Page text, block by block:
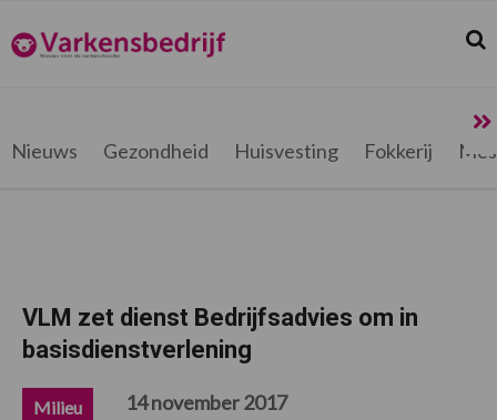
de
hoofdnavigatie
de
hoofd
de
eerste
de
voettekst
Varkensbedrijf.be
Nieuws Gezondheid Huisvesting Fokkerij
VLM zet dienst Bedrijfsadvies om in
basisdienstverlening
Milieu 14 november 2017